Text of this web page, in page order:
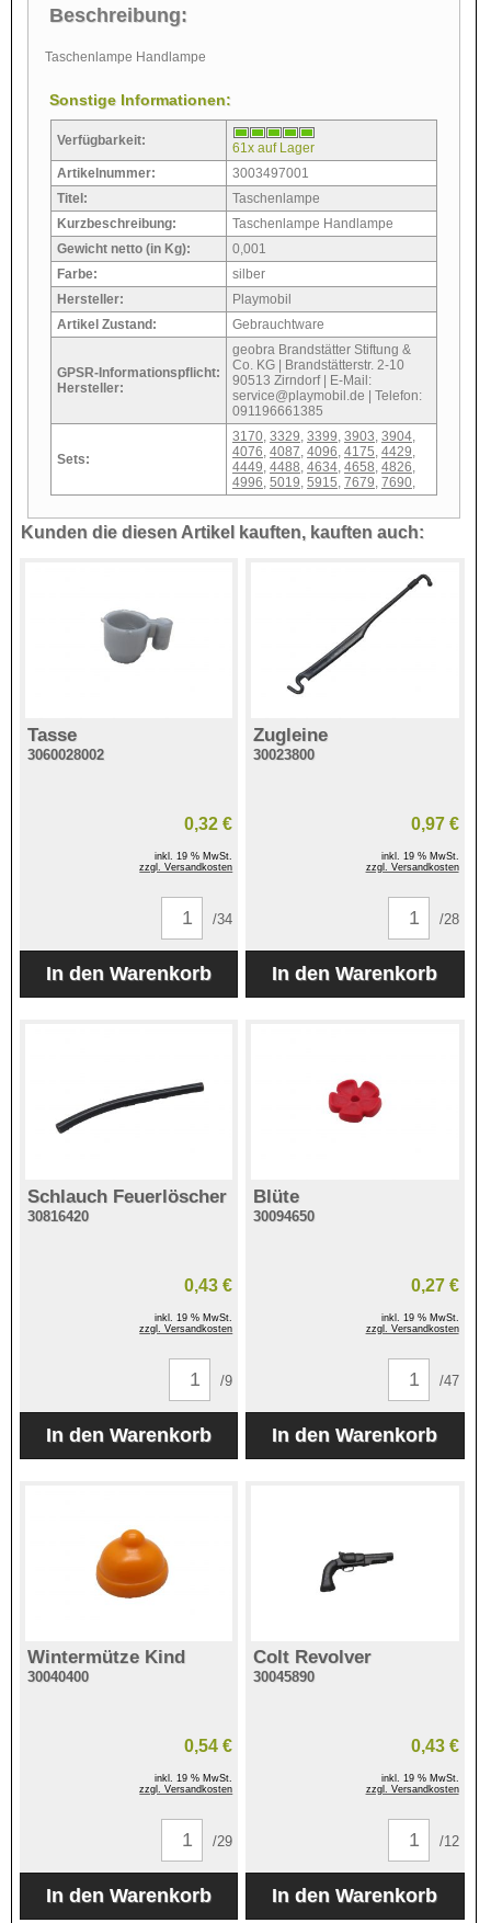
Beschreibung:
Taschenlampe Handlampe
Sonstige Informationen:
Verfügbarkeit:
61x auf Lager
Artikelnummer:
3003497001
Titel:
Taschenlampe
Kurzbeschreibung:
Taschenlampe Handlampe
Gewicht netto (in Kg):
0,001
Farbe:
silber
Hersteller:
Playmobil
Artikel Zustand:
Gebrauchtware
GPSR-Informationspflicht:
Hersteller:
geobra Brandstätter Stiftung &
Co. KG | Brandstätterstr. 2-10
90513 Zirndorf | E-Mail:
service@playmobil.de | Telefon:
091196661385
Sets:
3170 3329 3399 3903 3904
4076 4087 4096 4175 4429
4449 4488 4634 4658 4826
4996 5019 5915 7679 7690
Kunden die diesen Artikel kauften, kauften auch:
Tasse
3060028002
0,32 €
inkl. 19 % MwSt.
zzgl. Versandkosten
/34
Zugleine
30023800
0,97 €
inkl. 19 % MwSt.
zzgl. Versandkosten
/28
Schlauch Feuerlöscher
30816420
0,43 €
inkl. 19 % MwSt.
zzgl. Versandkosten
/9
Blüte
30094650
0,27 €
inkl. 19 % MwSt.
zzgl. Versandkosten
/47
Wintermütze Kind
30040400
0,54 €
inkl. 19 % MwSt.
zzgl. Versandkosten
/29
Colt Revolver
30045890
0,43 €
inkl. 19 % MwSt.
zzgl. Versandkosten
/12